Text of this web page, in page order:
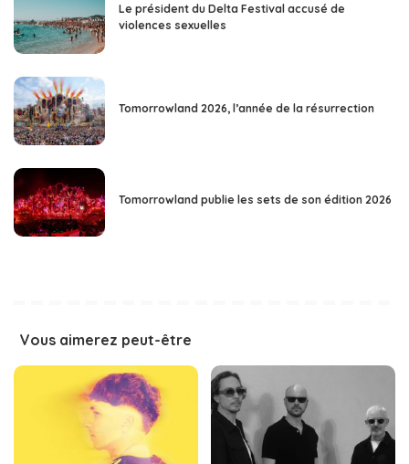
Le président du Delta Festival accusé de
violences sexuelles
Tomorrowland 2026, l’année de la résurrection
Tomorrowland publie les sets de son édition 2026
Vous aimerez peut-être